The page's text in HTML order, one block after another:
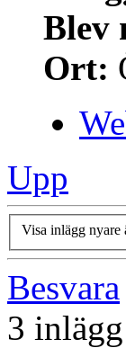
Blev
Ort:
Upp
Visa inlägg nyare
Besvara
3